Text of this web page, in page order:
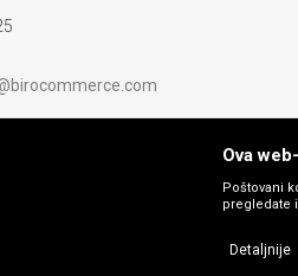
Ova
Poštovani
pregledate
Detaljnije